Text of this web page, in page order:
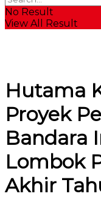
No Result
View All Result
Hutama
Proyek
Bandara
Lombok
Akhir